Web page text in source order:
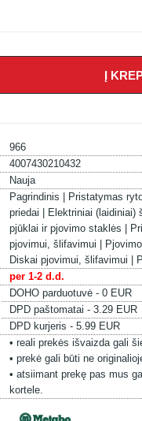
Į
966
4007430210432
Nauja
Pagrindinis | Pristatymas
priedai |
Elektriniai (laidiniai)
pjūklai ir pjovimo staklės |
pjovimui, šlifavimui |
Diskai pjovimui, šlifavimui |
per 1-2 d.d.
DOHO parduotuvė - 0 EUR
DPD paštomatai - 3.29 EUR
DPD kurjeris - 5.99 EUR
• reali prekės išvaizda gali
• prekė gali būti ne
• atsiimant prekę pas mus
kortele.